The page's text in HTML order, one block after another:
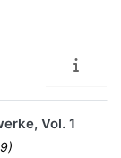
Vol. 1